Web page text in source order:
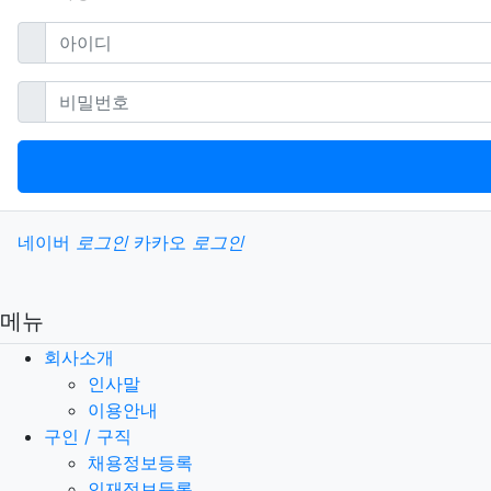
아이디필수
비밀번호필수
소셜계정으로 로그인
네이버 로그인 카카오 로그인
메뉴
회사소개
인사말
이용안내
구인 / 구직
채용정보등록